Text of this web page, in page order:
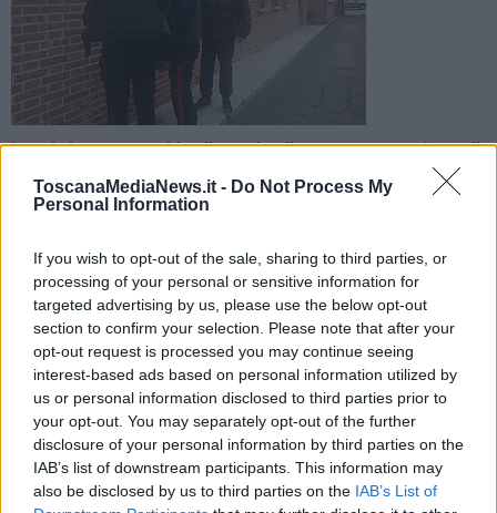
ToscanaMediaNews.it - Do Not Process My
Personal Information
If you wish to opt-out of the sale, sharing to third parties, or
processing of your personal or sensitive information for
targeted advertising by us, please use the below opt-out
section to confirm your selection. Please note that after your
opt-out request is processed you may continue seeing
interest-based ads based on personal information utilized by
us or personal information disclosed to third parties prior to
your opt-out. You may separately opt-out of the further
disclosure of your personal information by third parties on the
IAB’s list of downstream participants. This information may
also be disclosed by us to third parties on the IAB’s List of
Ignoti si sono accaniti sulle targhe di marmo spaccandone gli
angoli nel probabile tentativo di asportarle interamente dalle
pareti della struttura
MASSA —Un atto vandalico è stato compiuto all'interno dell'ex
campo profughi degli esuli istriani di Marina di Carrara è stato
segnalato questa mattina da parte del presidente del Consiglio
comunale di Massa, Stefano Benedetti.
Sull'episodio che risalirebbe alla scorsa notte indagano adesso i
carabinieri che questa mattina hanno effettuato un sopralluogo.